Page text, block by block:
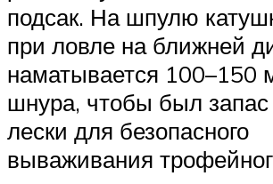
подсак. На шпулю
при ловле на ближней
наматывается 100–150
шнура, чтобы был запас
лески для безопасного
вываживания